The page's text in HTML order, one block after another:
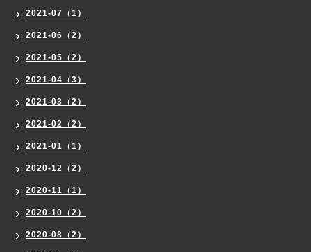
2021-07（1）
2021-06（2）
2021-05（2）
2021-04（3）
2021-03（2）
2021-02（2）
2021-01（1）
2020-12（2）
2020-11（1）
2020-10（2）
2020-08（2）